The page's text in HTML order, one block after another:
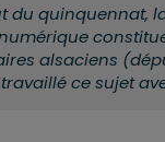
du quinquennat,
alsaciens
ce sujet